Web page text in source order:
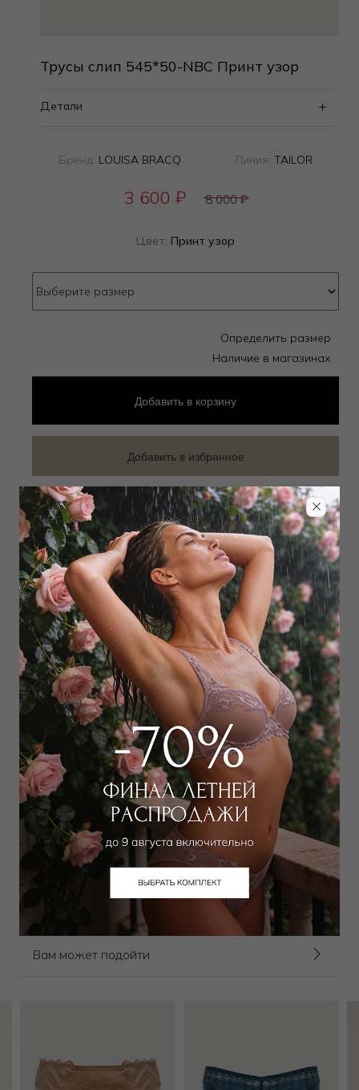
Дополнить образ
Бюстгальтер классический
мягкий
16 000₽ 7 650₽
Выбрать размер
Бюстгальтер балконет мягкий
16 000
8 100 ₽
Выбрать размер
Трусы слип 545*50-NBC Принт узор
Детали
Бренд: LOUISA BRACQ Линия: TAILOR
3 600 ₽ 8 000₽
Цвет: Принт узор
Определить размер
Наличие в магазинах
Добавить в корзину
Добавить в избранное
Забронировать в магазине
Вам может подойти